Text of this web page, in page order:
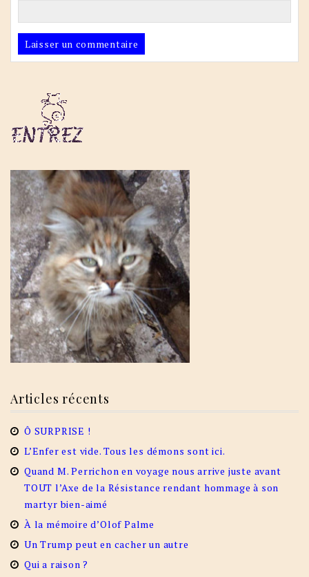
Articles récents
Ô SURPRISE !
L’Enfer est vide. Tous les démons sont ici.
Quand M. Perrichon en voyage nous arrive juste avant
TOUT l’Axe de la Résistance rendant hommage à son
martyr bien-aimé
À la mémoire d’Olof Palme
Un Trump peut en cacher un autre
Qui a raison ?